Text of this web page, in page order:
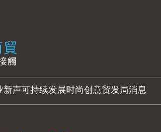
新声可持续发展时尚创意贸发局消息